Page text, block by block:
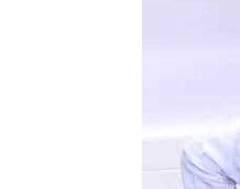
Να αποκατασταθεί με